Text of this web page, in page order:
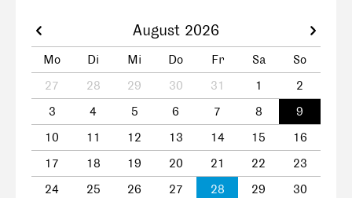
August 2026
Mo Di Mi Do Fr Sa
So
27
28 29 30 31 1
2
3
4 5 6 7 8
9
10
11 12 13 14 15
16
17
18 19 20 21 22
23
24
25 26 27 28 29
30